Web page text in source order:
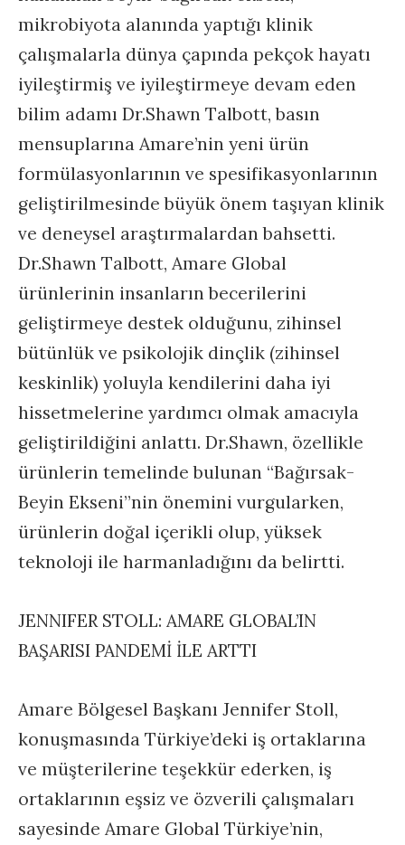
mikrobiyota alanında yaptığı klinik
çalışmalarla dünya çapında pekçok hayatı
iyileştirmiş ve iyileştirmeye devam eden
bilim adamı Dr.Shawn Talbott, basın
mensuplarına Amare’nin yeni ürün
formülasyonlarının ve spesifikasyonlarının
geliştirilmesinde büyük önem taşıyan klinik
ve deneysel araştırmalardan bahsetti.
Dr.Shawn Talbott, Amare Global
ürünlerinin insanların becerilerini
geliştirmeye destek olduğunu, zihinsel
bütünlük ve psikolojik dinçlik (zihinsel
keskinlik) yoluyla kendilerini daha iyi
hissetmelerine yardımcı olmak amacıyla
geliştirildiğini anlattı. Dr.Shawn, özellikle
ürünlerin temelinde bulunan “Bağırsak-
Beyin Ekseni”nin önemini vurgularken,
ürünlerin doğal içerikli olup, yüksek
teknoloji ile harmanladığını da belirtti.
JENNIFER STOLL: AMARE GLOBAL’IN
BAŞARISI PANDEMİ İLE ARTTI
Amare Bölgesel Başkanı Jennifer Stoll,
konuşmasında Türkiye’deki iş ortaklarına
ve müşterilerine teşekkür ederken, iş
ortaklarının eşsiz ve özverili çalışmaları
sayesinde Amare Global Türkiye’nin,